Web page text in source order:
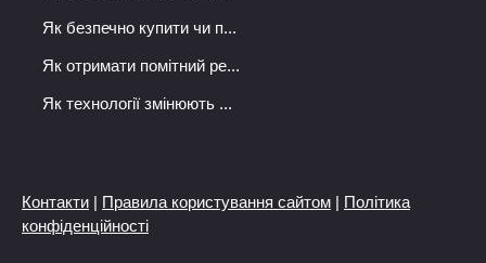
Як безпечно купити чи п...
Як отримати помітний ре...
Як технології змінюють ...
Контакти | Правила користування сайтом | Політика
конфіденційності